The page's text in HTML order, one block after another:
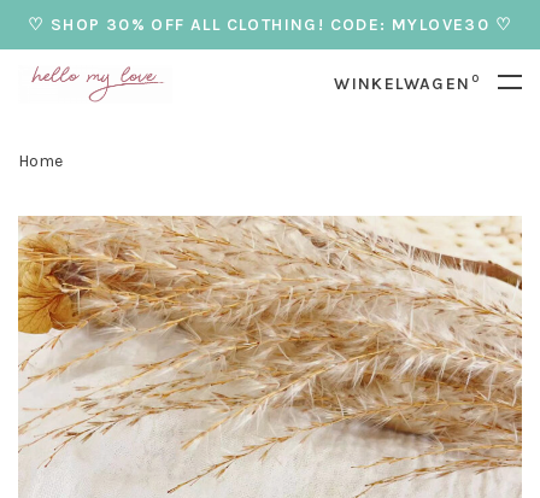
♡ SHOP 30% OFF ALL CLOTHING! CODE: MYLOVE30 ♡
WINKELWAGEN 0
Home